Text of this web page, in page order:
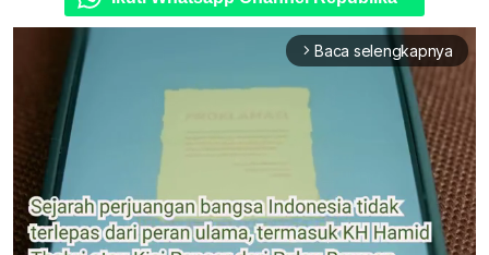
arrow_forward_ios Baca selengkapnya